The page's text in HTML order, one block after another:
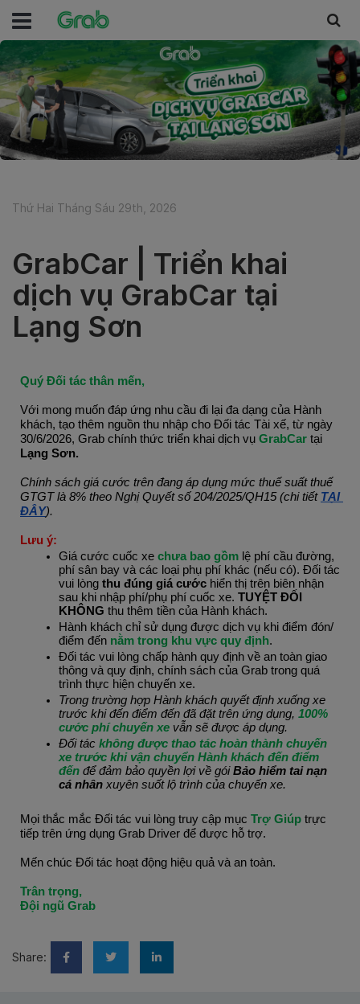
Thứ Hai Tháng Sáu 29th, 2026
GrabCar | Triển khai
dịch vụ GrabCar tại
Lạng Sơn
Quý Đối tác thân mến,
Với mong muốn đáp ứng nhu cầu đi lại đa dạng của Hành
khách, tạo thêm nguồn thu nhập cho Đối tác Tài xế, từ ngày
30/6/2026, Grab chính thức triển khai dịch vụ GrabCar
Lạng Sơn.
Chính sách giá cước trên đang áp dụng mức thuế suất thuế
GTGT là 8% theo Nghị Quyết số 204/2025/QH15 (chi tiết TẠI
ĐÂY).
Lưu ý:
Giá cước cuốc xe chưa bao gồm lệ phí cầu đường,
phí sân bay và các loại phụ phí khác (nếu có). Đối tác
vui lòng thu đúng giá cước hiển thị trên biên nhận
sau khi nhập phí/phụ phí cuốc xe. TUYỆT ĐỐI
KHÔNG thu thêm tiền của Hành khách.
Hành khách chỉ sử dụng được dịch vụ khi điểm đón/
điểm đến nằm trong khu vực quy định.
Đối tác vui lòng chấp hành quy định về an toàn giao
thông và quy định, chính sách của Grab trong quá
trình thực hiện chuyến xe.
Trong trường hợp Hành khách quyết định xuống xe
trước khi đến điểm đến đã đặt trên ứng dụng, 100%
cước phí chuyến xe vẫn sẽ được áp dụng.
Đối tác không được thao tác hoàn thành chuyến
xe trước khi vận chuyển Hành khách đến điểm
đến để đảm bảo quyền lợi về gói Bảo hiểm tai nạn
cá nhân xuyên suốt lộ trình của chuyến xe.
Mọi thắc mắc Đối tác vui lòng truy cập mục Trợ Giúp trực
tiếp trên ứng dụng Grab Driver để được hỗ trợ.
Mến chúc Đối tác hoạt động hiệu quả và an toàn.
Trân trọng,
Đội ngũ Grab
Share: